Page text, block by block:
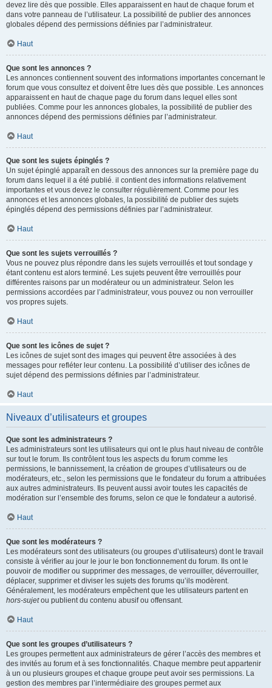
devez lire dès que possible. Elles apparaissent en haut de chaque forum et
dans votre panneau de l’utilisateur. La possibilité de publier des annonces
globales dépend des permissions définies par l’administrateur.
Haut
Que sont les annonces ?
Les annonces contiennent souvent des informations importantes concernant le
forum que vous consultez et doivent être lues dès que possible. Les annonces
apparaissent en haut de chaque page du forum dans lequel elles sont
publiées. Comme pour les annonces globales, la possibilité de publier des
annonces dépend des permissions définies par l’administrateur.
Haut
Que sont les sujets épinglés ?
Un sujet épinglé apparaît en dessous des annonces sur la première page du
forum dans lequel il a été publié. il contient des informations relativement
importantes et vous devez le consulter régulièrement. Comme pour les
annonces et les annonces globales, la possibilité de publier des sujets
épinglés dépend des permissions définies par l’administrateur.
Haut
Que sont les sujets verrouillés ?
Vous ne pouvez plus répondre dans les sujets verrouillés et tout sondage y
étant contenu est alors terminé. Les sujets peuvent être verrouillés pour
différentes raisons par un modérateur ou un administrateur. Selon les
permissions accordées par l’administrateur, vous pouvez ou non verrouiller
vos propres sujets.
Haut
Que sont les icônes de sujet ?
Les icônes de sujet sont des images qui peuvent être associées à des
messages pour refléter leur contenu. La possibilité d’utiliser des icônes de
sujet dépend des permissions définies par l’administrateur.
Haut
Niveaux d’utilisateurs et groupes
Que sont les administrateurs ?
Les administrateurs sont les utilisateurs qui ont le plus haut niveau de contrôle
sur tout le forum. Ils contrôlent tous les aspects du forum comme les
permissions, le bannissement, la création de groupes d’utilisateurs ou de
modérateurs, etc., selon les permissions que le fondateur du forum a attribuées
aux autres administrateurs. Ils peuvent aussi avoir toutes les capacités de
modération sur l’ensemble des forums, selon ce que le fondateur a autorisé.
Haut
Que sont les modérateurs ?
Les modérateurs sont des utilisateurs (ou groupes d’utilisateurs) dont le travail
consiste à vérifier au jour le jour le bon fonctionnement du forum. Ils ont le
pouvoir de modifier ou supprimer des messages, de verrouiller, déverrouiller,
déplacer, supprimer et diviser les sujets des forums qu’ils modèrent.
Généralement, les modérateurs empêchent que les utilisateurs partent en
hors-sujetou publient du contenu abusif ou offensant.
Haut
Que sont les groupes d’utilisateurs ?
Les groupes permettent aux administrateurs de gérer l’accès des membres et
des invités au forum et à ses fonctionnalités. Chaque membre peut appartenir
à un ou plusieurs groupes et chaque groupe peut avoir ses permissions. La
gestion des membres par l’intermédiaire des groupes permet aux